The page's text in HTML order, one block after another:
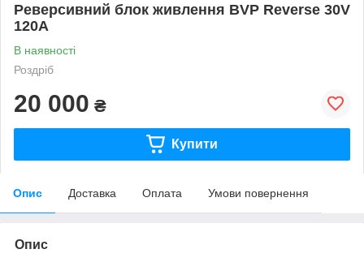
Реверсивний блок живлення BVP Reverse 30V
120A
В наявності
Роздріб
20 000 ₴
Купити
Опис Доставка Оплата Умови повернення
Опис